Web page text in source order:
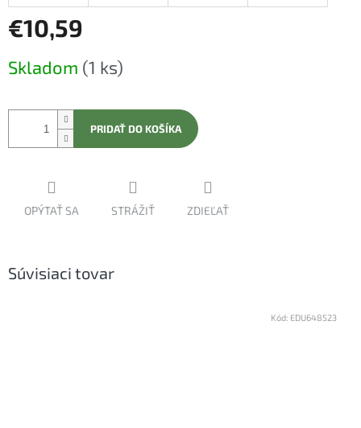
€10,59
cena:
Skladom (1 ks)
PRIDAŤ DO KOŠÍKA
OPÝTAŤ SA STRÁŽIŤ ZDIEĽAŤ
Súvisiaci tovar
Kód: EDU648523